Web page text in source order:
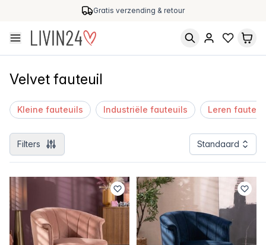
Gratis verzending & retour
Velvet fauteuil
Kleine fauteuils Industriële fauteuils Leren
Filters Standaard